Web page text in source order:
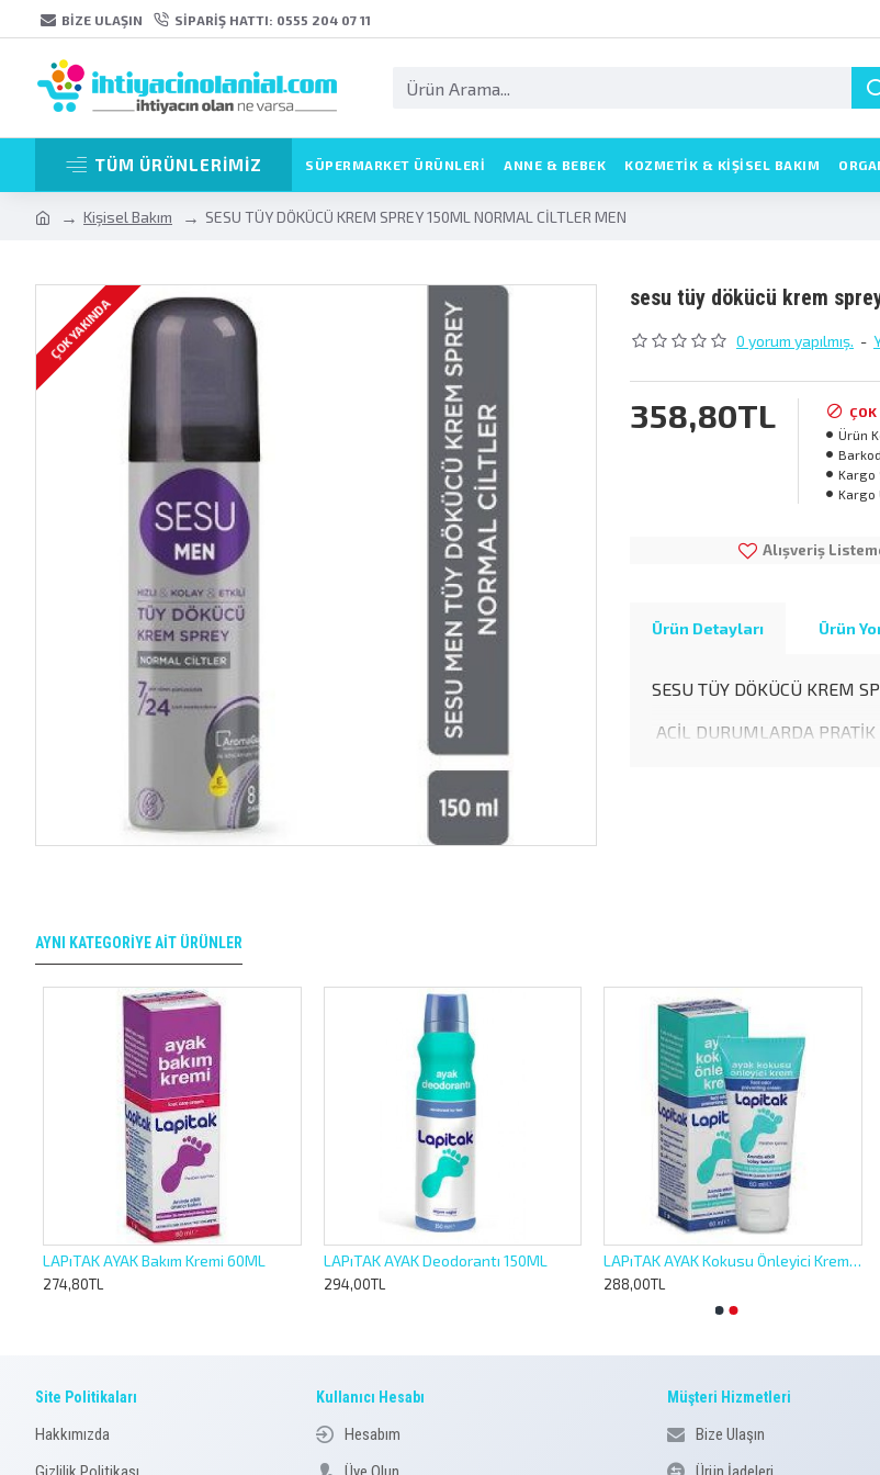
BIZE ULAŞIN SIPARIŞ HATTI: 0555 204 07 11
TÜM ÜRÜNLERİMİZ SÜPERMARKET ÜRÜNLERI ANNE & BEBEK KOZMETIK & KIŞISEL BAKIM
Kişisel Bakım SESU TÜY DÖKÜCÜ KREM SPREY 150ML NORMAL CİLTLER MEN
ÇOK YAKINDA sesu tüy dökücü krem
0 yorum yapılmış. -
358,80TL
Ürün
Kargo
Kargo
Alışveriş
Ürün Detayları Ürün
SESU TÜY DÖKÜCÜ KREM
ACİL DURUMLARDA
AYNI KATEGORIYE AIT ÜRÜNLER
LAPıTAK AYAK Bakım Kremi 60ML
274,80TL
LAPıTAK AYAK Deodorantı 150ML
294,00TL
LAPıTAK AYAK Kokusu Önleyici Krem 60ML
288,00TL
Site Politikaları
Hakkımızda
Kullanıcı Hesabı
Hesabım
Müşteri Hizmetleri
Bize Ulaşın